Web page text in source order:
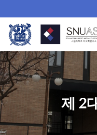
로
메
뉴
제 2